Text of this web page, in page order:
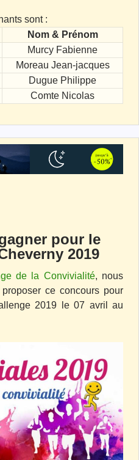
sont :
Nom & Prénom
Murcy Fabienne
Moreau Jean-jacques
Dugue Philippe
Comte Nicolas
pour le
2019
de la Convivialité, nous
ce concours pour
2019 le 07 avril au